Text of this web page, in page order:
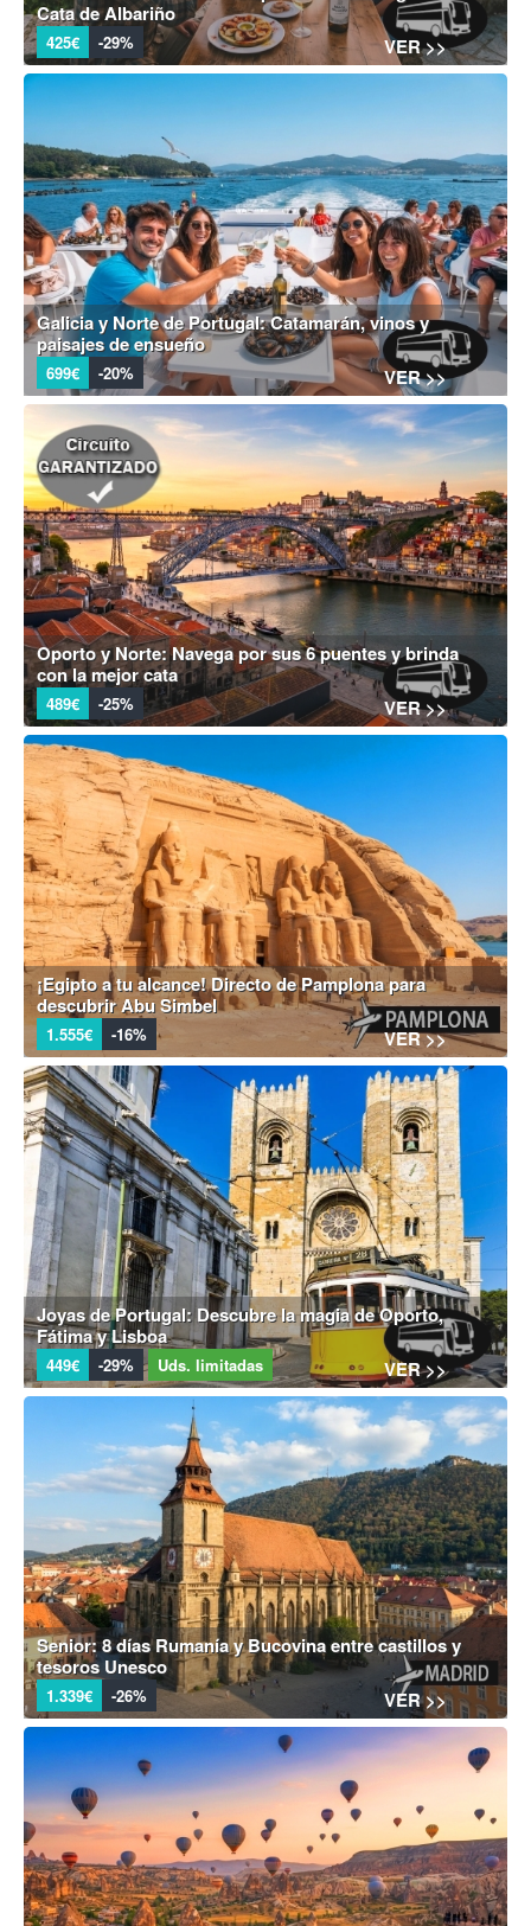
Cata de Albariño
425€ -29% VER >>
Galicia y Norte de Portugal: Catamarán, vinos y
paisajes de ensueño
699€ -20% VER >>
Oporto y Norte: Navega por sus 6 puentes y brinda
con la mejor cata
489€ -25% VER >>
¡Egipto a tu alcance! Directo de Pamplona para
descubrir Abu Simbel
1.555€ -16% VER >>
Joyas de Portugal: Descubre la magia de Oporto,
Fátima y Lisboa
449€ -29% Uds. limitadas VER >>
Senior: 8 días Rumanía y Bucovina entre castillos y
tesoros Unesco
1.339€ -26% VER >>